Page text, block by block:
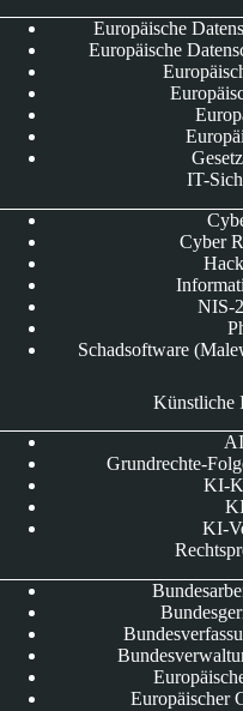
Europäische
Europäische
IT-
Cyber
NIS-
Schadsoftware
Künstliche
Grundrechte-
KI-
KI-
Europäischer